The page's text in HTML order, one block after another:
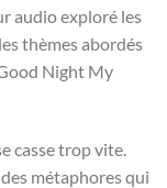
audio exploré les
thèmes abordés
Night My
casse trop vite.
métaphores qui